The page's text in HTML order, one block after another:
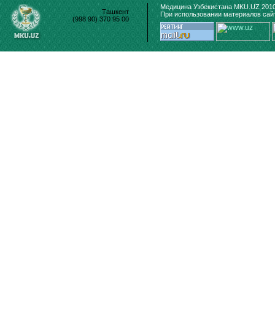
Ташкент
(998 90) 370 95 00
Медицина Узбекистана MKU.UZ
При использовании материалов